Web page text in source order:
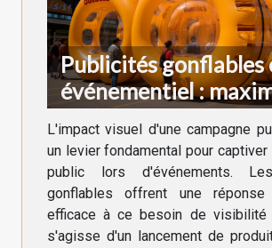
Publicités gonflables
événementiel :
visibilité
L'impact visuel d'une campagne
un levier fondamental pour
public lors d'événements.
gonflables offrent une
efficace à ce besoin de visibilité
s'agisse d'un lancement de